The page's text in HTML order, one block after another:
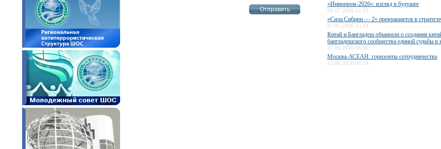
«Иннопром-2026»: взгляд в будущее
09.07.2026 12:35
«Сила Сибири — 2» превращается в
07.07.2026 15:34
Китай и Бангладеш объявили о создании
бангладешского сообщества единой судьбы
27.06.2026 08:00
Москва-АСЕАН: горизонты сотрудничества
23.06.2026 06:24